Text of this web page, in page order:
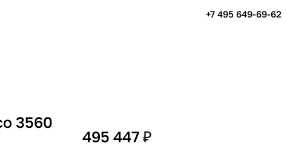
+7 495 649-69-62
3560
495 447 ₽